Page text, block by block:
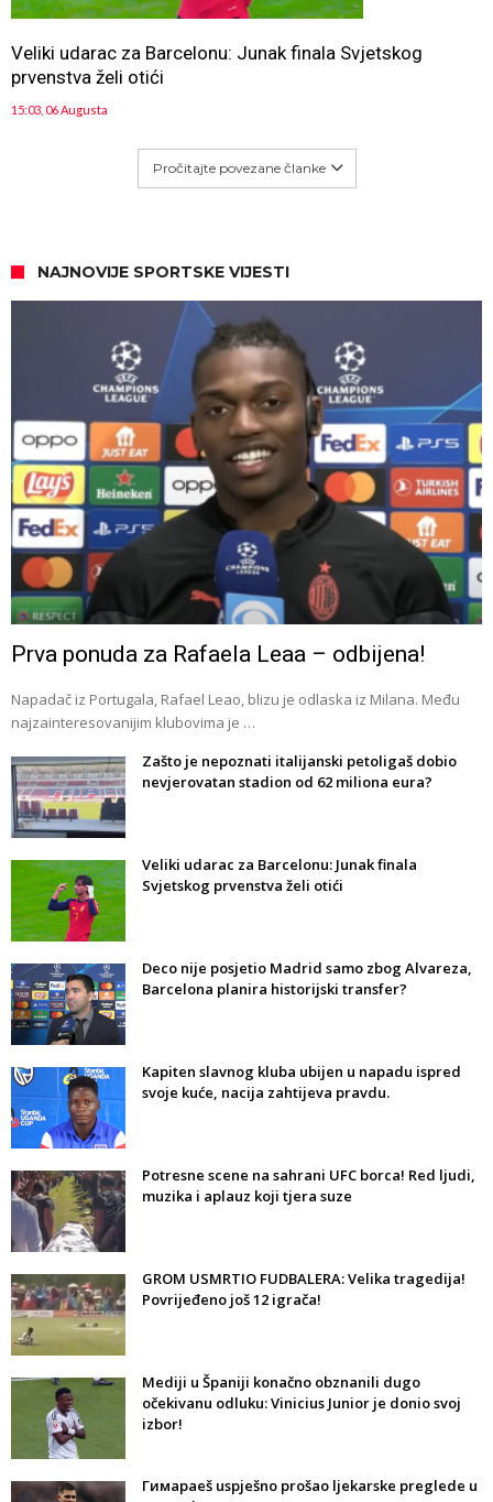
Veliki udarac za Barcelonu: Junak finala Svjetskog
prvenstva želi otići
15:03, 06 Augusta
Pročitajte povezane članke
NAJNOVIJE SPORTSKE VIJESTI
Prva ponuda za Rafaela Leaa – odbijena!
Napadač iz Portugala, Rafael Leao, blizu je odlaska iz Milana. Među
najzainteresovanijim klubovima je …
Zašto je nepoznati italijanski petoligaš dobio
nevjerovatan stadion od 62 miliona eura?
Veliki udarac za Barcelonu: Junak finala
Svjetskog prvenstva želi otići
Deco nije posjetio Madrid samo zbog Alvareza,
Barcelona planira historijski transfer?
Kapiten slavnog kluba ubijen u napadu ispred
svoje kuće, nacija zahtijeva pravdu.
Potresne scene na sahrani UFC borca! Red ljudi,
muzika i aplauz koji tjera suze
GROM USMRTIO FUDBALERA: Velika tragedija!
Povrijeđeno još 12 igrača!
Mediji u Španiji konačno obznanili dugo
očekivanu odluku: Vinicius Junior je donio svoj
izbor!
Гимараeš uspješno prošao ljekarske preglede u